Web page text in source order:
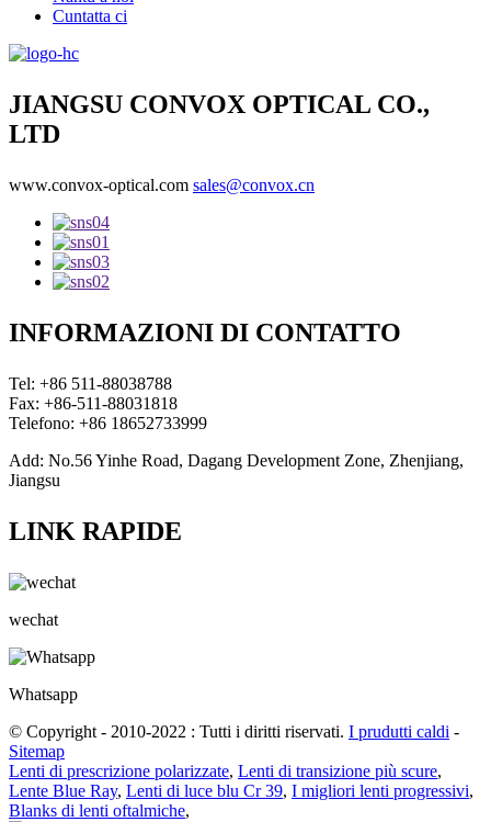
Cuntatta ci
JIANGSU CONVOX OPTICAL CO.,
LTD
www.convox-optical.com sales@convox.cn
INFORMAZIONI DI CONTATTO
Tel: +86 511-88038788
Fax: +86-511-88031818
Telefono: +86 18652733999
Add: No.56 Yinhe Road, Dagang Development Zone, Zhenjiang,
Jiangsu
LINK RAPIDE
wechat
Whatsapp
© Copyright - 2010-2022 : Tutti i diritti riservati. I prudutti caldi -
Sitemap
Lenti di prescrizione polarizzate, Lenti di transizione più scure,
Lente Blue Ray, Lenti di luce blu Cr 39, I migliori lenti progressivi,
Blanks di lenti oftalmiche,